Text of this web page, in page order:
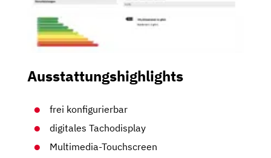
Ausstattungshighlights
frei konfigurierbar
digitales Tachodisplay
Multimedia-Touchscreen